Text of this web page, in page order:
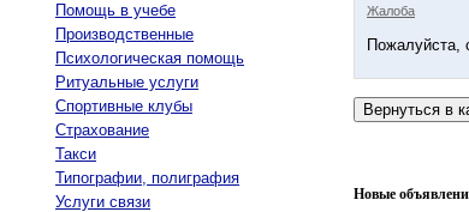
Помощь в учебе
Производственные
Психологическая помощь
Ритуальные услуги
Спортивные клубы
Страхование
Такси
Типографии, полиграфия
Услуги связи
Жалоба
Пожалуйста,
Новые